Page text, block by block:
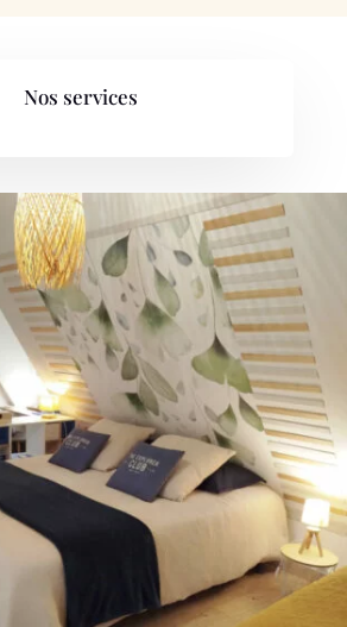
Nos services